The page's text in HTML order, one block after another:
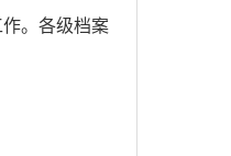
。各级档案